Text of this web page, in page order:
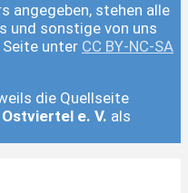
angegeben, stehen alle
und sonstige von uns
unter CC BY-NC-SA
die Quellseite
e. V. als